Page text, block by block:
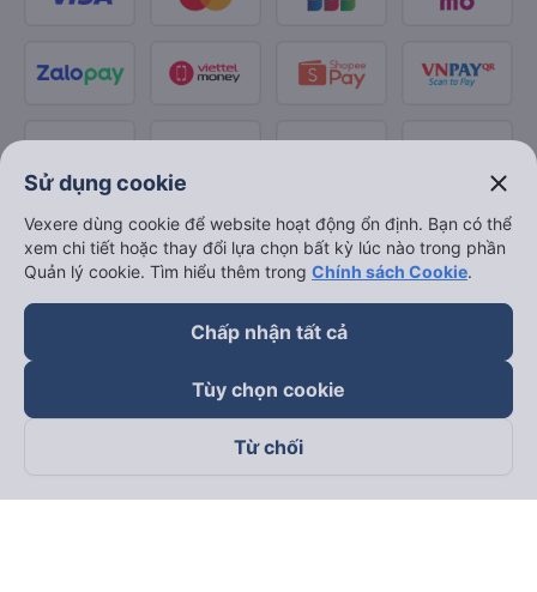
Theo dõi chúng tôi trên
Sử dụng cookie close
Vexere dùng cookie để website hoạt động ổn định. Bạn có thể
xem chi tiết hoặc thay đổi lựa chọn bất kỳ lúc nào trong phần
Quản lý cookie. Tìm hiểu thêm trong Chính sách Cookie.
Chấp nhận tất cả
Tùy chọn cookie
Từ chối